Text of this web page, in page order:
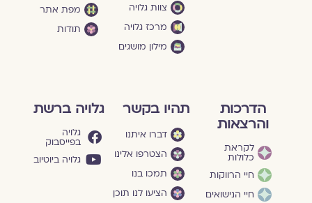
צוות גלויה
מרכז גלויה
מילון מושגים
מפת אתר
תודות
הדרכות
והרצאות
לקראת
כלולות
חיי הרווקות
חיי הנישואים
תהיו בקשר
דברו איתנו
הצטרפו אלינו
תמכו בנו
הציעו לנו תוכן
גלויה ברשת
גלויה
בפייסבוק
גלויה ביוטיוב